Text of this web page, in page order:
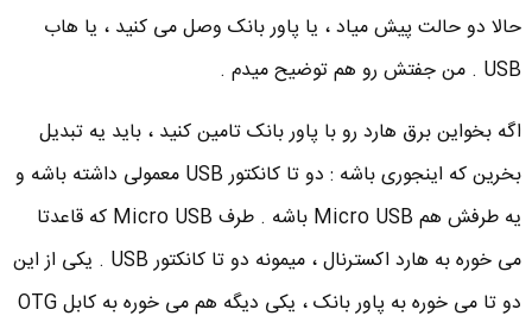
حالا دو حالت پیش میاد ، یا پاور بانک وصل می کنید ، یا هاب
USB . من جفتش رو هم توضیح میدم .
اگه بخواین برق هارد رو با پاور بانک تامین کنید ، باید یه تبدیل
بخرین که اینجوری باشه : دو تا کانکتور USB معمولی داشته باشه و
یه طرفش هم Micro USB باشه . طرف Micro USB که قاعدتا
می خوره به هارد اکسترنال ، میمونه دو تا کانکتور USB . یکی از این
دو تا می خوره به پاور بانک ، یکی دیگه هم می خوره به کابل OTG